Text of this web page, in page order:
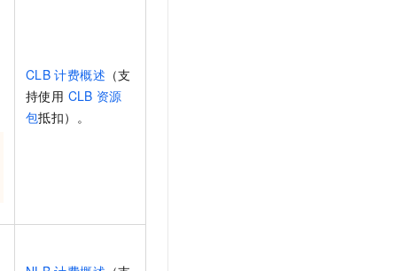
CLB 计费概述 （支
持使用 CLB 资源
包抵扣） 。